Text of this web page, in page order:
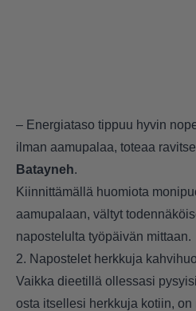
– Energiataso tippuu hyvin
ilman aamupalaa, toteaa
Batayneh.
Kiinnittämällä huomiota
aamupalaan, vältyt
napostelulta työpäivän mittaan.
2. Napostelet herkkuja
Vaikka dieetillä ollessasi
osta itsellesi herkkuja kotiin, on